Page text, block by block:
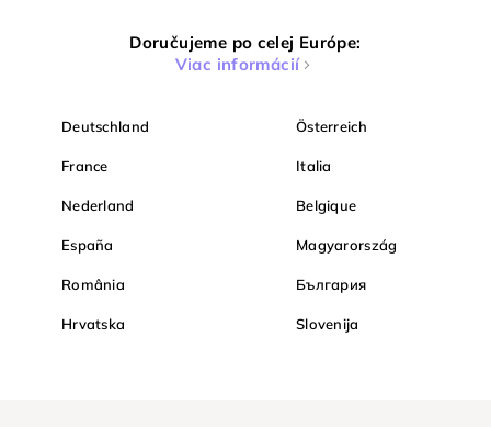
Doručujeme po celej Európe:
Viac informácií
Deutschland Österreich
France Italia
Nederland Belgique
España Magyarország
România България
Hrvatska Slovenija